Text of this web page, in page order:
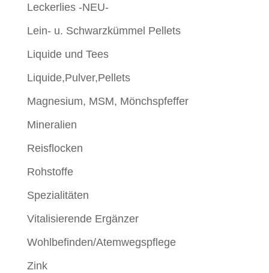
Leckerlies -NEU-
Lein- u. Schwarzkümmel Pellets
Liquide und Tees
Liquide,Pulver,Pellets
Magnesium, MSM, Mönchspfeffer
Mineralien
Reisflocken
Rohstoffe
Spezialitäten
Vitalisierende Ergänzer
Wohlbefinden/Atemwegspflege
Zink